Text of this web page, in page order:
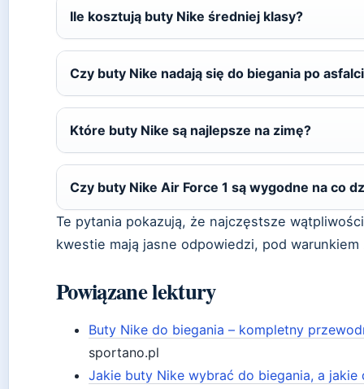
Ile kosztują buty Nike średniej klasy?
Czy buty Nike nadają się do biegania po
Które buty Nike są najlepsze na zimę?
Czy buty Nike Air Force 1 są wygodne na co
Te pytania pokazują, że najczęstsze
kwestie mają jasne odpowiedzi, pod
Powiązane lektury
Buty Nike do biegania – kompletny
sportano.pl
Jakie buty Nike wybrać do biegania, a jakie